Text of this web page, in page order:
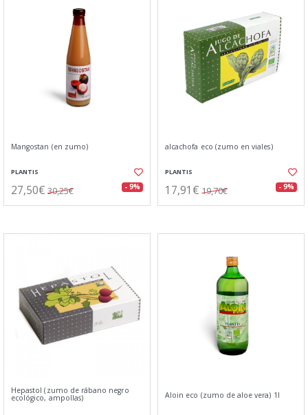
Mangostan (en zumo)
PLANTIS
27,50€ 30,25€ - 9%
alcachofa eco (zumo en viales)
PLANTIS
17,91€ 19,70€ - 9%
Hepastol (zumo de rábano negro
ecológico, ampollas) Aloin eco (zumo de aloe vera) 1l